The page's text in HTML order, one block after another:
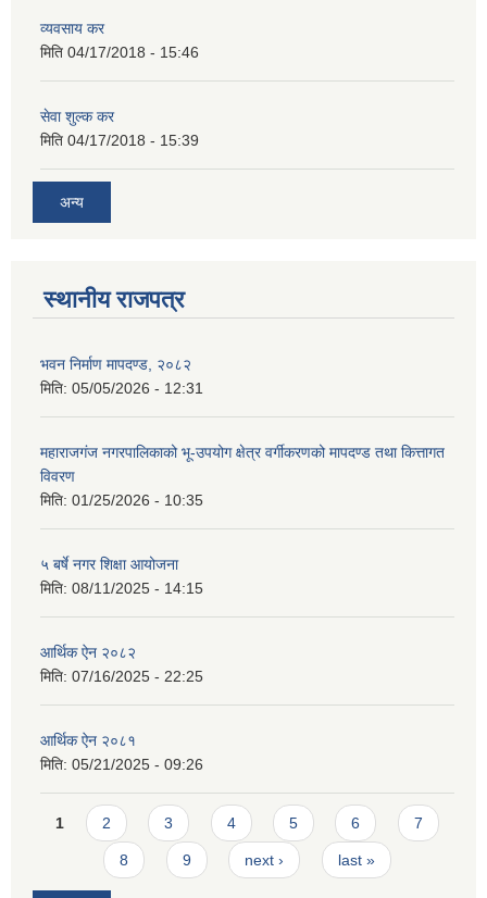
व्यवसाय कर
मिति 04/17/2018 - 15:46
सेवा शुल्क कर
मिति 04/17/2018 - 15:39
अन्य
स्थानीय राजपत्र
भवन निर्माण मापदण्ड, २०८२
मिति: 05/05/2026 - 12:31
महाराजगंज नगरपालिकाको भू-उपयोग क्षेत्र वर्गीकरणको मापदण्ड तथा कित्तागत
विवरण
मिति: 01/25/2026 - 10:35
५ बर्षे नगर शिक्षा आयोजना
मिति: 08/11/2025 - 14:15
आर्थिक ऐन २०८२
मिति: 07/16/2025 - 22:25
आर्थिक ऐन २०८१
मिति: 05/21/2025 - 09:26
Pages
1 2 3 4 5 6 7
8 9 next › last »